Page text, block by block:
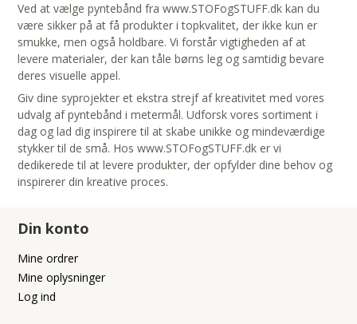
Ved at vælge pyntebånd fra www.STOFogSTUFF.dk kan du
være sikker på at få produkter i topkvalitet, der ikke kun er
smukke, men også holdbare. Vi forstår vigtigheden af at
levere materialer, der kan tåle børns leg og samtidig bevare
deres visuelle appel.
Giv dine syprojekter et ekstra strejf af kreativitet med vores
udvalg af pyntebånd i metermål. Udforsk vores sortiment i
dag og lad dig inspirere til at skabe unikke og mindeværdige
stykker til de små. Hos www.STOFogSTUFF.dk er vi
dedikerede til at levere produkter, der opfylder dine behov og
inspirerer din kreative proces.
Din konto
Mine ordrer
Mine oplysninger
Log ind